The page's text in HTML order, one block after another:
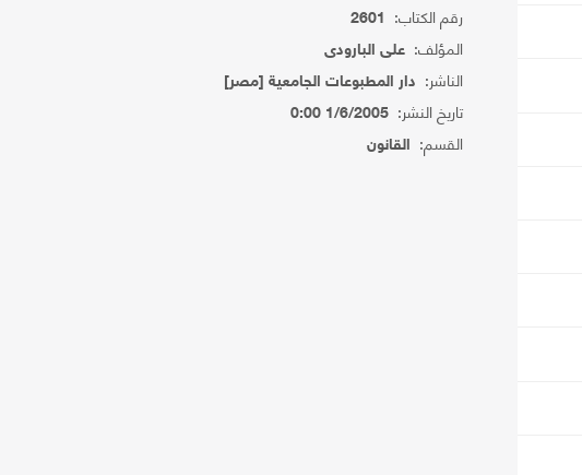
رقم الكتاب: 2601
المؤلف: على البارودى
الناشر: دار المطبوعات الجامعية [مصر]
تاريخ النشر: 1/6/2005 0:00
القسم: القانون